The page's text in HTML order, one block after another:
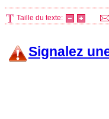
Taille du texte:
Signalez